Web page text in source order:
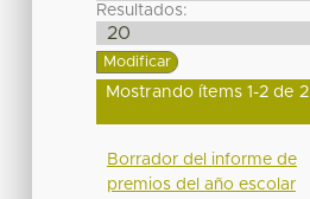
Resultados:
Mostrando ítems 1-2 de 2
Borrador del informe de
premios del año escolar